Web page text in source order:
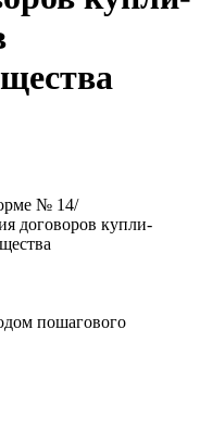
№ 14/
договоров купли-
пошагового